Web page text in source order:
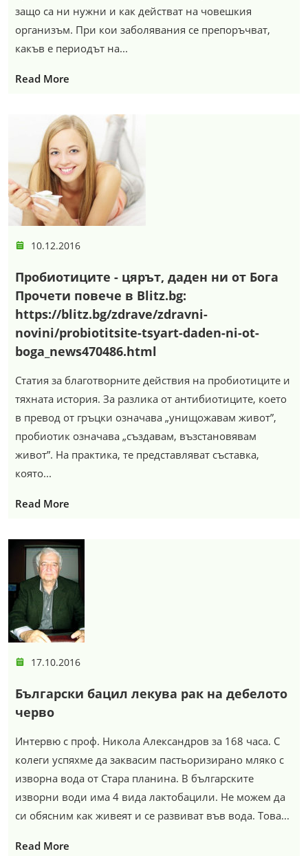
защо са ни нужни и как действат на човешкия
организъм. При кои заболявания се препоръчват,
какъв е периодът на...
Read More
10.12.2016
Пробиотиците - цярът, даден ни от Бога
Прочети повече в Blitz.bg:
https://blitz.bg/zdrave/zdravni-
novini/probiotitsite-tsyart-daden-ni-ot-
boga_news470486.html
Статия за благотворните действия на пробиотиците и
тяхната история. За разлика от антибиотиците, което
в превод от гръцки означава „унищожавам живот”,
пробиотик означава „създавам, възстановявам
живот”. На практика, те представляват съставка,
която...
Read More
17.10.2016
Български бацил лекува рак на дебелото
черво
Интервю с проф. Никола Александров за 168 часа. С
колеги успяхме да заквасим пастьоризирано мляко с
изворна вода от Стара планина. В българските
изворни води има 4 вида лактобацили. Не можем да
си обясним как живеят и се развиват във вода. Това...
Read More